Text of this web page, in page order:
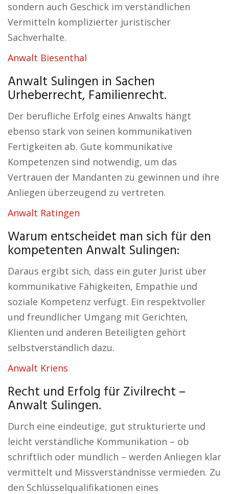
sondern auch Geschick im verständlichen
Vermitteln komplizierter juristischer
Sachverhalte.
Anwalt Biesenthal
Anwalt Sulingen in Sachen
Urheberrecht, Familienrecht.
Der berufliche Erfolg eines Anwalts hängt
ebenso stark von seinen kommunikativen
Fertigkeiten ab. Gute kommunikative
Kompetenzen sind notwendig, um das
Vertrauen der Mandanten zu gewinnen und ihre
Anliegen überzeugend zu vertreten.
Anwalt Ratingen
Warum entscheidet man sich für den
kompetenten Anwalt Sulingen:
Daraus ergibt sich, dass ein guter Jurist über
kommunikative Fähigkeiten, Empathie und
soziale Kompetenz verfügt. Ein respektvoller
und freundlicher Umgang mit Gerichten,
Klienten und anderen Beteiligten gehört
selbstverständlich dazu.
Anwalt Kriens
Recht und Erfolg für Zivilrecht –
Anwalt Sulingen.
Durch eine eindeutige, gut strukturierte und
leicht verständliche Kommunikation – ob
schriftlich oder mündlich – werden Anliegen klar
vermittelt und Missverständnisse vermieden. Zu
den Schlüsselqualifikationen eines